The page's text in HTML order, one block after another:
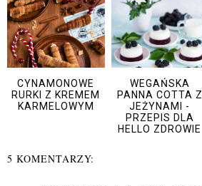
CYNAMONOWE
RURKI Z KREMEM
KARMELOWYM
WEGAŃSKA
PANNA COTTA Z
JEŻYNAMI -
PRZEPIS DLA
HELLO ZDROWIE
5 KOMENTARZY: